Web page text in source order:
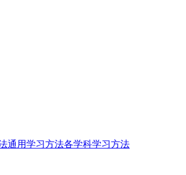
通用学习方法各学科学习方法